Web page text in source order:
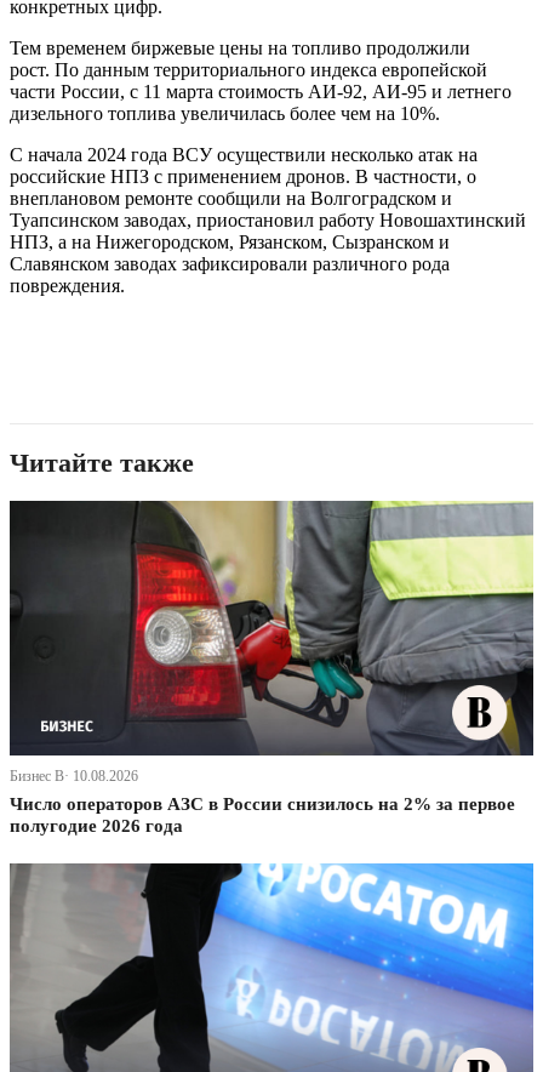
конкретных цифр.
Тем временем биржевые цены на топливо продолжили
рост. По данным территориального индекса европейской
части России, с 11 марта стоимость АИ-92, АИ-95 и летнего
дизельного топлива увеличилась более чем на 10%.
С начала 2024 года ВСУ осуществили несколько атак на
российские НПЗ с применением дронов. В частности, о
внеплановом ремонте сообщили на Волгоградском и
Туапсинском заводах, приостановил работу Новошахтинский
НПЗ, а на Нижегородском, Рязанском, Сызранском и
Славянском заводах зафиксировали различного рода
повреждения.
Читайте также
Бизнес В· 10.08.2026
Число операторов АЗС в России снизилось на 2% за первое
полугодие 2026 года